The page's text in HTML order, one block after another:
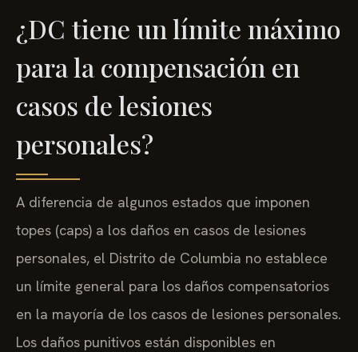
¿DC tiene un límite máximo
para la compensación en
casos de lesiones
personales?
A diferencia de algunos estados que imponen
topes (caps) a los daños en casos de lesiones
personales, el Distrito de Columbia no establece
un límite general para los daños compensatorios
en la mayoría de los casos de lesiones personales.
Los daños punitivos están disponibles en